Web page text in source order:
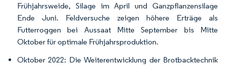
Frühjahrsweide, Silage im April und Ganzpflanzensilage
Ende Juni. Feldversuche zeigen höhere Erträge als
Futterroggen bei Aussaat Mitte September bis Mitte
Oktober für optimale Frühjahrsproduktion.
Oktober 2022: Die Weiterentwicklung der Brotbacktechnik